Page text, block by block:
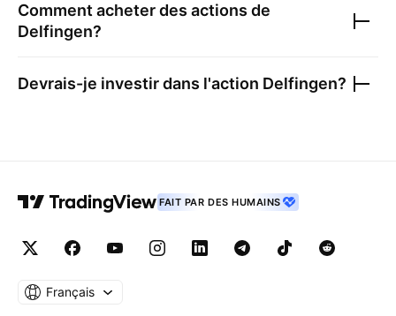
Comment acheter des actions de
Delfingen?
Devrais-je investir dans l'action Delfingen?
FAIT PAR DES HUMAINS
Français